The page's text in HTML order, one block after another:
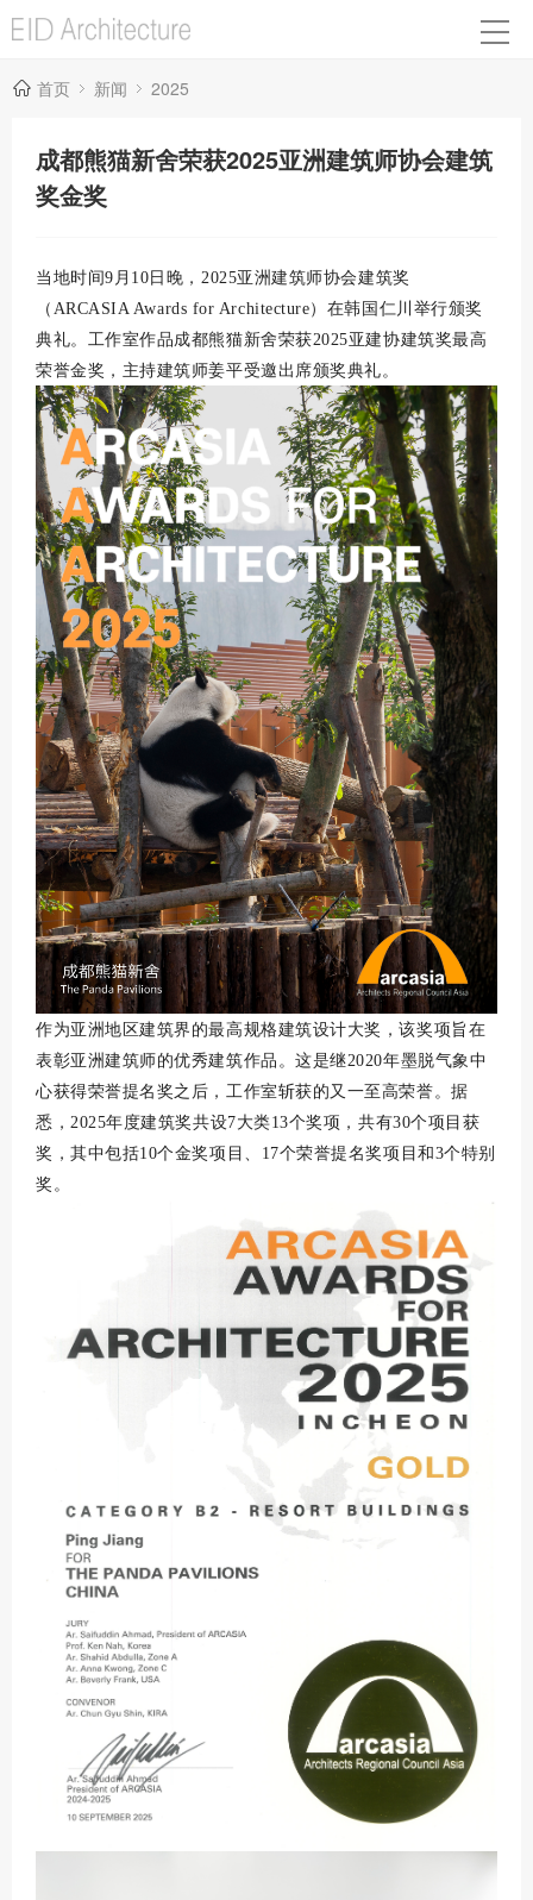
首页 新闻 2025
成都熊猫新舍荣获2025亚洲建筑师协会建筑
奖金奖
当地时间9月10日晚，2025亚洲建筑师协会建筑奖
（ARCASIA Awards for Architecture）在韩国仁川举行颁奖
典礼。工作室作品成都熊猫新舍荣获2025亚建协建筑奖最高
荣誉金奖，主持建筑师姜平受邀出席颁奖典礼。
作为亚洲地区建筑界的最高规格建筑设计大奖，该奖项旨在
表彰亚洲建筑师的优秀建筑作品。这是继2020年墨脱气象中
心获得荣誉提名奖之后，工作室斩获的又一至高荣誉。据
悉，2025年度建筑奖共设7大类13个奖项，共有30个项目获
奖，其中包括10个金奖项目、17个荣誉提名奖项目和3个特别
奖。